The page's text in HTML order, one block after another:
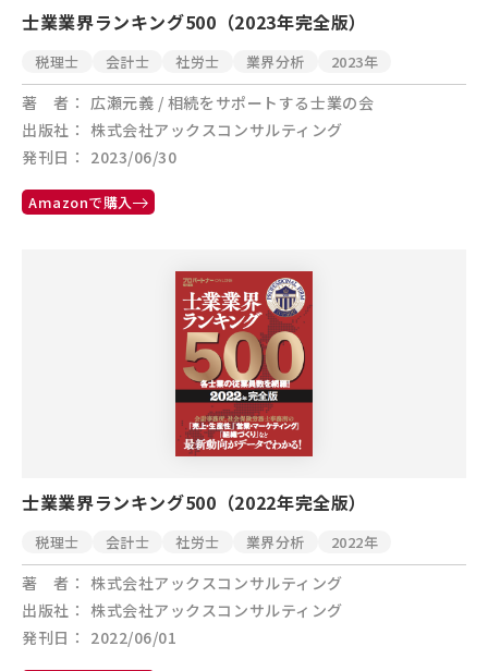
士業業界ランキング500（2023年完全版）
税理士 会計士 社労士 業界分析 2023年
著 者
広瀬元義 / 相続をサポートする士業の会
出版社
株式会社アックスコンサルティング
発刊日
2023/06/30
Amazonで購入
士業業界ランキング500（2022年完全版）
税理士 会計士 社労士 業界分析 2022年
著 者
株式会社アックスコンサルティング
出版社
株式会社アックスコンサルティング
発刊日
2022/06/01